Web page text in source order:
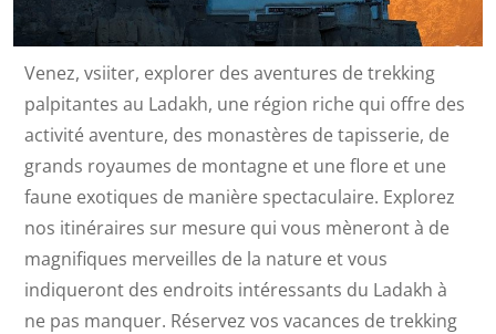
Venez, vsiiter, explorer des aventures de trekking
palpitantes au Ladakh, une région riche qui offre des
activité aventure, des monastères de tapisserie, de
grands royaumes de montagne et une flore et une
faune exotiques de manière spectaculaire. Explorez
nos itinéraires sur mesure qui vous mèneront à de
magnifiques merveilles de la nature et vous
indiqueront des endroits intéressants du Ladakh à
ne pas manquer. Réservez vos vacances de trekking